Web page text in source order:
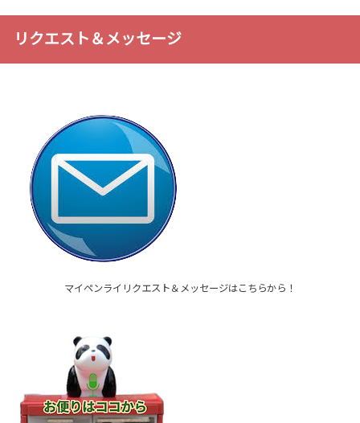
リクエスト＆メッセージ
マイペンライリクエスト＆メッセージはこちらから！